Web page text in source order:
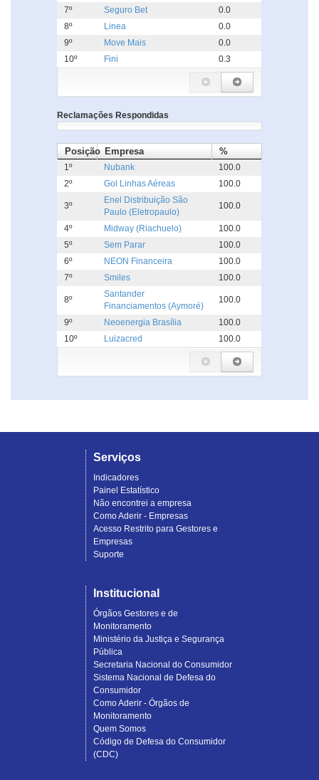
7º
Seguro Bet
0.0
8º
Linea
0.0
9º
Move Mais
0.0
10º
Fini 0.3
Reclamações Respondidas
Posição Empresa %
1º Nubank
100.0
2º
Gol Linhas Aéreas 100.0
3º
Enel Distribuição São
Paulo (Eletropaulo)
100.0
4º Midway (Riachuelo)
100.0
5º
Sem Parar
100.0
6º
NEON Financeira
100.0
7º
Smiles 100.0
8º
Santander
Financiamentos (Aymoré)
100.0
9º Neoenergia Brasília
100.0
10º
Luizacred 100.0
Serviços
Indicadores
Painel Estatístico
Não encontrei a empresa
Como Aderir - Empresas
Acesso Restrito para Gestores e
Empresas
Suporte
Institucional
Órgãos Gestores e de
Monitoramento
Ministério da Justiça e Segurança
Pública
Secretaria Nacional do Consumidor
Sistema Nacional de Defesa do
Consumidor
Como Aderir - Órgãos de
Monitoramento
Quem Somos
Código de Defesa do Consumidor
(CDC)